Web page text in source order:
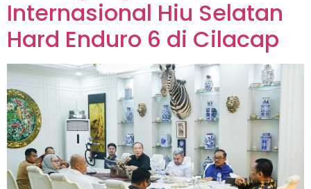
Internasional Hiu Selatan
Hard Enduro 6 di Cilacap